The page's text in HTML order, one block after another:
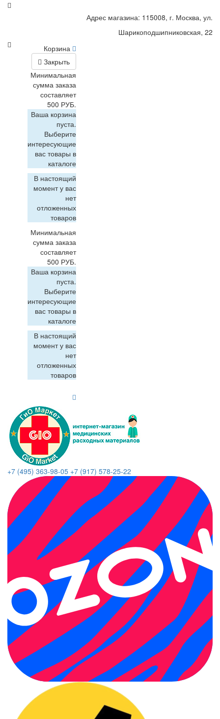
Адрес магазина: 115008, г. Москва, ул.
Шарикоподшипниковская, 22
Корзина
Закрыть
Минимальная
сумма заказа
составляет
500 РУБ.
Ваша корзина
пуста.
Выберите
интересующие
вас товары в
каталоге
В настоящий
момент у вас
нет
отложенных
товаров
Минимальная
сумма заказа
составляет
500 РУБ.
Ваша корзина
пуста.
Выберите
интересующие
вас товары в
каталоге
В настоящий
момент у вас
нет
отложенных
товаров
+7 (495) 363-98-05 +7 (917) 578-25-22